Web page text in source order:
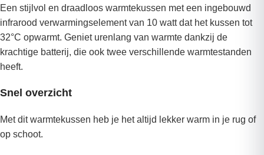
Een stijlvol en draadloos warmtekussen met een ingebouwd
infrarood verwarmingselement van 10 watt dat het kussen tot
32°C opwarmt. Geniet urenlang van warmte dankzij de
krachtige batterij, die ook twee verschillende warmtestanden
heeft.
Snel overzicht
Met dit warmtekussen heb je het altijd lekker warm in je rug of
op schoot.